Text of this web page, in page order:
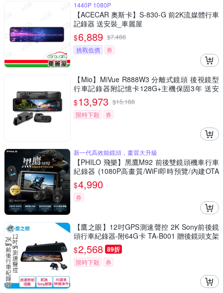
1440P 1080P
【ACECAR 奧斯卡】S-830-G 前2K流媒體行車
記錄器 送安裝_車麗屋
$6,889 $7,488
挑戰低價
券
【Mio】MiVue R888W3 分離式鏡頭 後視鏡型
行車記錄器附記憶卡128G+主機保固3年 送安
裝
$13,973 $15,188
限時下殺
券
新一代高效能鏡頭，畫質大升級
【PHILO 飛樂】黑鷹M92 前後雙鏡頭機車行車
紀錄器 (1080P高畫質/WiFi即時預覽/內建OTA
線上升級/傾倒鎖檔/贈64G記憶卡)
$4,990
券
【鷹之眼】12吋GPS測速聲控 2K Sony前後鏡
頭行車紀錄器-附64G卡 TA-B001 贈後鏡頭支架
行車記錄器
$2,568 89折
限時下殺 券